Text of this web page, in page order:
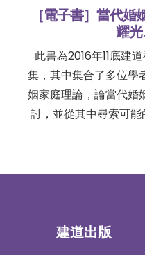
［電子書］當代
耀
此書為2016年11底建
集，其中集合了多位學
姻家庭理論，論當代婚
討，並從其中尋索可
建道出版